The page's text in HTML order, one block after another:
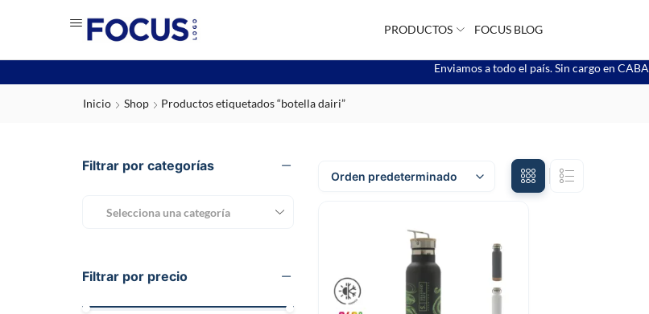
PRODUCTOS FOCUS BLOG
Enviamos a todo el país. Sin cargo en CABA
Inicio Shop Productos etiquetados “botella dairi”
Filtrar por categorías
Selecciona una categoría
Filtrar por precio